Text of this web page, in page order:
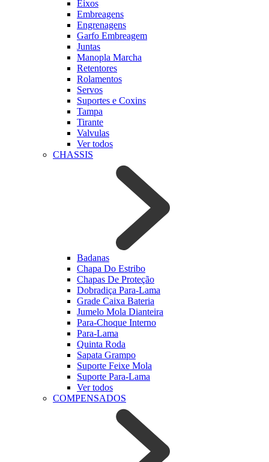
Eixos
Embreagens
Engrenagens
Garfo Embreagem
Juntas
Manopla Marcha
Retentores
Rolamentos
Servos
Suportes e Coxins
Tampa
Tirante
Valvulas
Ver todos
CHASSIS
Badanas
Chapa Do Estribo
Chapas De Proteção
Dobradiça Para-Lama
Grade Caixa Bateria
Jumelo Mola Dianteira
Para-Choque Interno
Para-Lama
Quinta Roda
Sapata Grampo
Suporte Feixe Mola
Suporte Para-Lama
Ver todos
COMPENSADOS